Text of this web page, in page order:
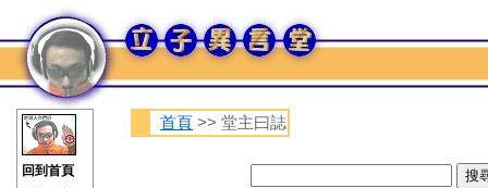
回到首頁
首頁 >> 堂主曰誌